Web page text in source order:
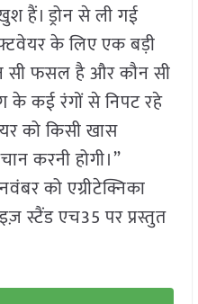
हैं। ड्रोन से ली गई
के लिए एक बड़ी
सी फसल है और कौन सी
के कई रंगों से निपट रहे
को किसी खास
करनी होगी।”
को एग्रीटेक्निका
स्टैंड एच35 पर प्रस्तुत